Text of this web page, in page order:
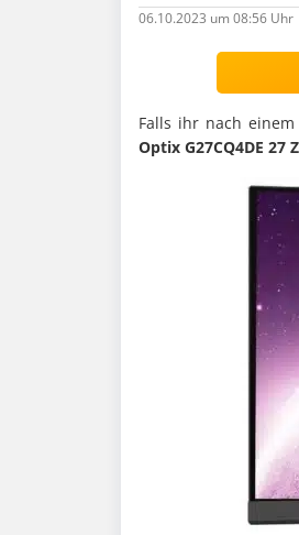
06.10.2023 um 08:56 Uhr
Falls ihr nach
Optix G27CQ4DE